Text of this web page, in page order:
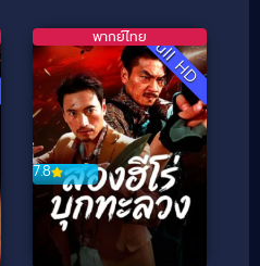
Full HD
7.8
พากย์ไทย